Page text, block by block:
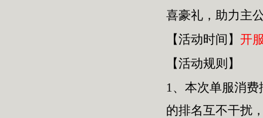
喜豪礼，助力主
【活动时间】 开
【活动规则】
1、本次单服消费
的排名互不干扰